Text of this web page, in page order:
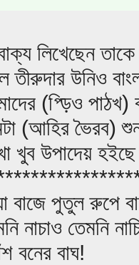
লিখেছেন তাকে
তীরুদার উনিও
(প্ড়িও পাঠখ)
(আহির ভৈরব)
খুব উপাদেয়
বাজে পুতুল রুপে
নাচাও তেমনি
বনের বাঘ!